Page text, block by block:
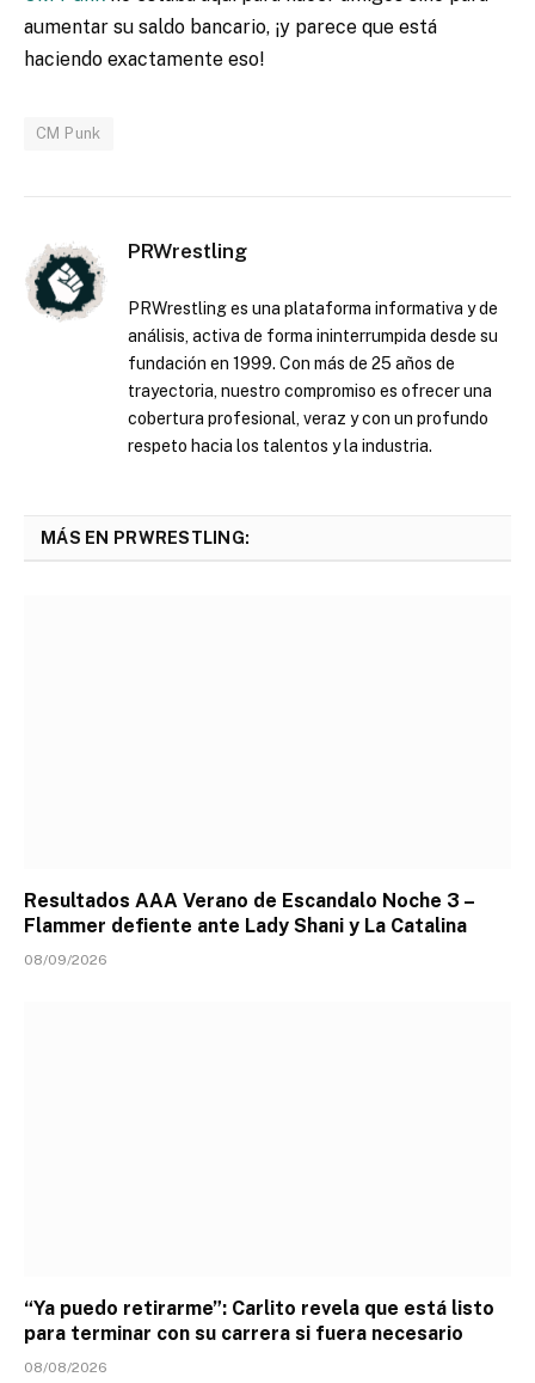
aumentar su saldo bancario, ¡y parece que está
haciendo exactamente eso!
CM Punk
PRWrestling
PRWrestling es una plataforma informativa y de
análisis, activa de forma ininterrumpida desde su
fundación en 1999. Con más de 25 años de
trayectoria, nuestro compromiso es ofrecer una
cobertura profesional, veraz y con un profundo
respeto hacia los talentos y la industria.
MÁS EN PRWRESTLING:
Resultados AAA Verano de Escandalo Noche 3 –
Flammer defiente ante Lady Shani y La Catalina
08/09/2026
“Ya puedo retirarme”: Carlito revela que está listo
para terminar con su carrera si fuera necesario
08/08/2026